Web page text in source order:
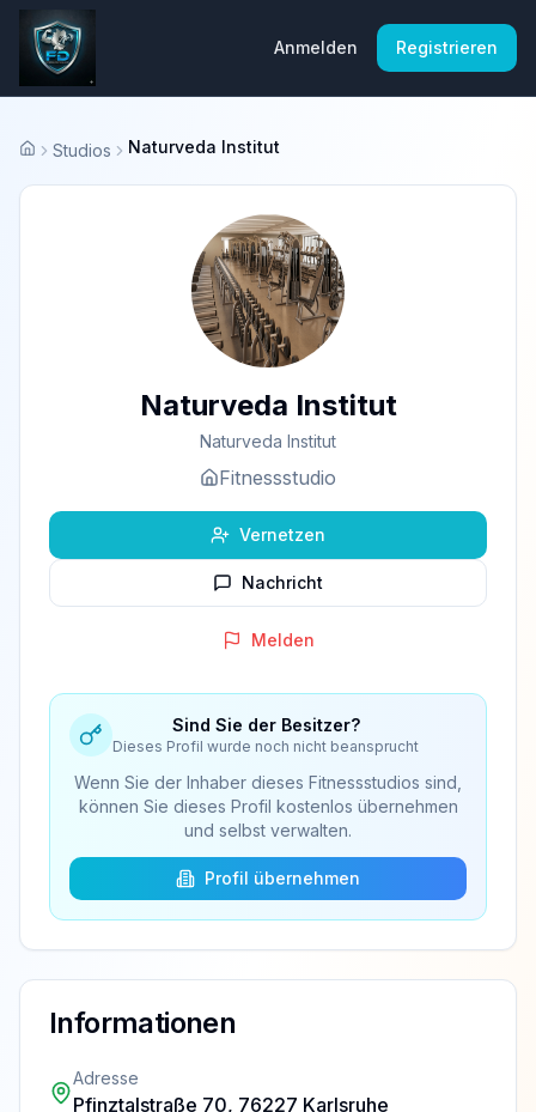
Anmelden Registrieren
Startseite
Studios Naturveda Institut
Naturveda Institut
Naturveda Institut
Fitnessstudio
Vernetzen
Nachricht
Melden
Sind Sie der Besitzer?
Dieses Profil wurde noch nicht beansprucht
Wenn Sie der Inhaber dieses Fitnessstudios sind,
können Sie dieses Profil kostenlos übernehmen
und selbst verwalten.
Profil übernehmen
Informationen
Adresse
Pfinztalstraße 70, 76227 Karlsruhe